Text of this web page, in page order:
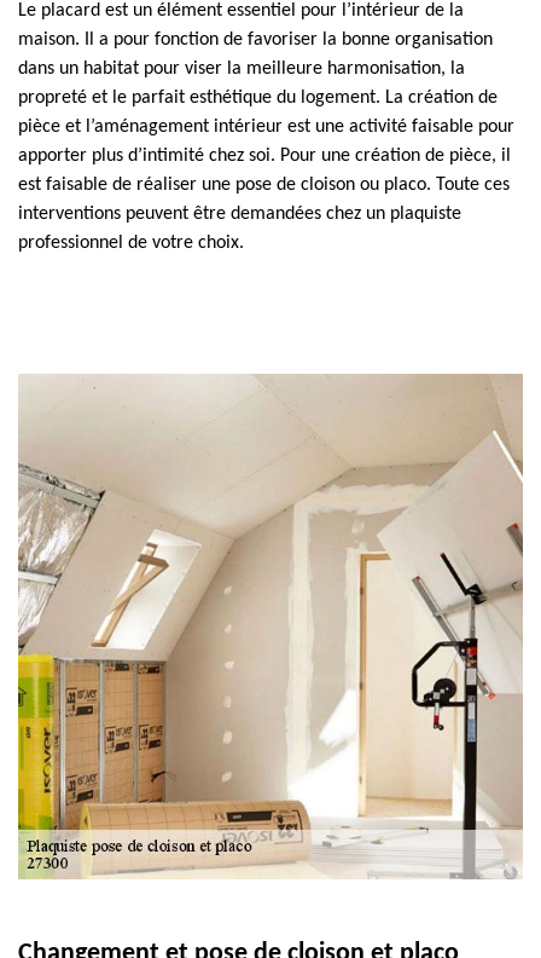
Le placard est un élément essentiel pour l’intérieur de la
maison. Il a pour fonction de favoriser la bonne organisation
dans un habitat pour viser la meilleure harmonisation, la
propreté et le parfait esthétique du logement. La création de
pièce et l’aménagement intérieur est une activité faisable pour
apporter plus d’intimité chez soi. Pour une création de pièce, il
est faisable de réaliser une pose de cloison ou placo. Toute ces
interventions peuvent être demandées chez un plaquiste
professionnel de votre choix.